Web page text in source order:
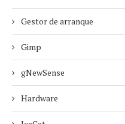
Gestor de arranque
Gimp
gNewSense
Hardware